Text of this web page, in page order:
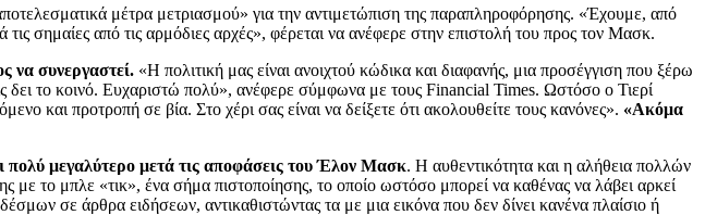
μέτρα μετριασμού» για την αντιμετώπιση της παραπληροφόρησης. «Έχουμε, από
σημαίες από τις αρμόδιες αρχές», φέρεται να ανέφερε στην επιστολή του προς τον Μασκ.
να συνεργαστεί. «Η πολιτική μας είναι ανοιχτού κώδικα και διαφανής, μια προσέγγιση που ξέρω
δει το κοινό. Ευχαριστώ πολύ», ανέφερε σύμφωνα με τους Financial Times. Ωστόσο ο Τιερί
και προτροπή σε βία. Στο χέρι σας είναι να δείξετε ότι ακολουθείτε τους κανόνες». «Ακόμα
πολύ μεγαλύτερο μετά τις αποφάσεις του Έλον Μασκ. Η αυθεντικότητα και η αλήθεια πολλών
το μπλε «τικ», ένα σήμα πιστοποίησης, το οποίο ωστόσο μπορεί να καθένας να λάβει αρκεί
σε άρθρα ειδήσεων, αντικαθιστώντας τα με μια εικόνα που δεν δίνει κανένα πλαίσιο ή